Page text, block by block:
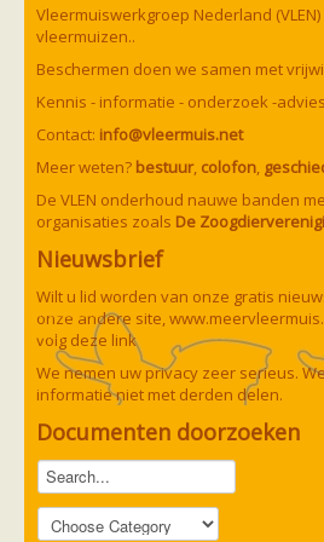
Vleermuizen in de tuin
Aankondiging activiteiten
Ik ben op zoek naar een detector
Ecologie en soorten
Hoe vleermuizen leven
Voedsel en jagen
Verblijfplaatsen
Echolocatie
Soorten
Baardvleermuis
Bechsteins vleermuis
Bosvleermuis
Brandt's vleermuis
Bruine of gewone
Franjestaart
Gewone dwergvleermuis
Grijze grootoorvleermuis
Grote rosse vleermuis
Ingekorven vleermuis
Kleine en grote
Laatvlieger
Meervleermuis
Noordse vleermuis
Rosse vleermuis
Paul van Hoof
Vleermuiswerkgroep Nederland
vleermuizen..
Beschermen doen we samen met
Kennis - informatie - onderzoek -advies
Contact: info@vleermuis.net
Meer weten? bestuur, colofon,
De VLEN onderhoud nauwe banden
organisaties zoals De
Nieuwsbrief
Wilt u lid worden van onze gratis
onze andere site,
volg deze link
We nemen uw privacy zeer serieus.
informatie niet met derden delen.
Documenten doorzoeken